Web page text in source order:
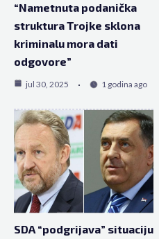
“Nametnuta podanička
struktura Trojke sklona
kriminalu mora dati
odgovore”
jul 30, 2025 1 godina ago
SDA “podgrijava” situaciju